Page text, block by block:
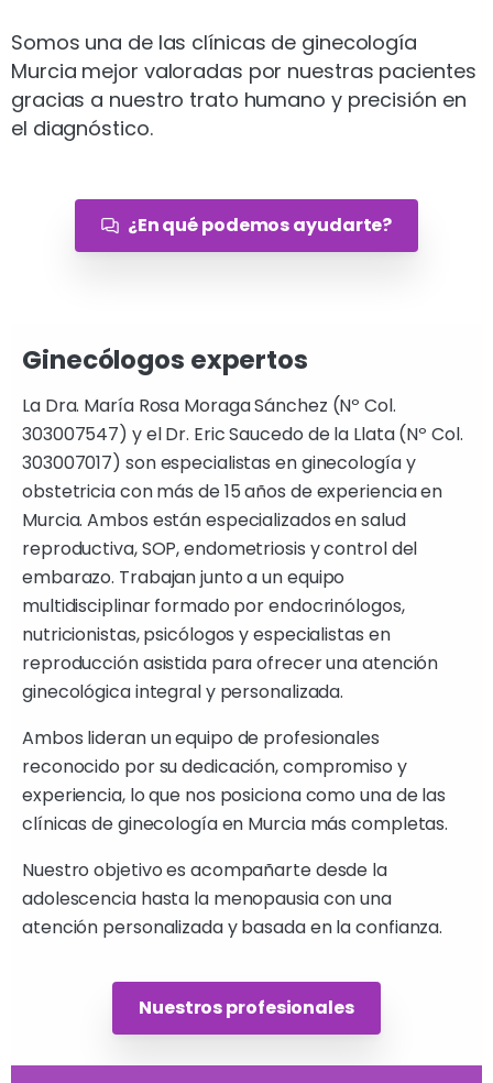
Somos una de las clínicas de ginecología
Murcia mejor valoradas por nuestras pacientes
gracias a nuestro trato humano y precisión en
el diagnóstico.
¿En qué podemos ayudarte?
Ginecólogos expertos
La Dra. María Rosa Moraga Sánchez (Nº Col.
303007547) y el Dr. Eric Saucedo de la Llata (Nº Col.
303007017) son especialistas en ginecología y
obstetricia con más de 15 años de experiencia en
Murcia. Ambos están especializados en salud
reproductiva, SOP, endometriosis y control del
embarazo. Trabajan junto a un equipo
multidisciplinar formado por endocrinólogos,
nutricionistas, psicólogos y especialistas en
reproducción asistida para ofrecer una atención
ginecológica integral y personalizada.
Ambos lideran un equipo de profesionales
reconocido por su dedicación, compromiso y
experiencia, lo que nos posiciona como una de las
clínicas de ginecología en Murcia más completas.
Nuestro objetivo es acompañarte desde la
adolescencia hasta la menopausia con una
atención personalizada y basada en la confianza.
Nuestros profesionales